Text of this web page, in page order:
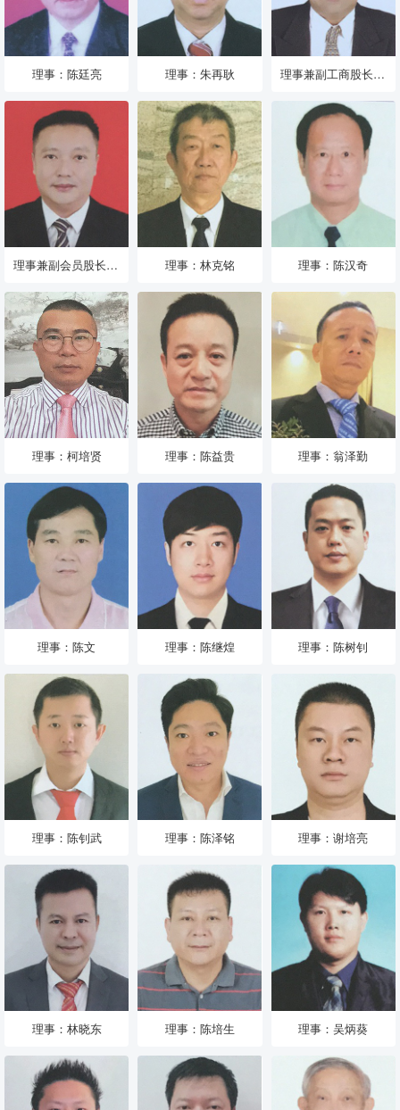
理事：陈廷亮 理事：朱再耿 理事兼副工商股长：陈英强
理事兼副会员股长：陈耀茂 理事：林克铭 理事：陈汉奇
理事：柯培贤 理事：陈益贵 理事：翁泽勤
理事：陈文 理事：陈继煌 理事：陈树钊
理事：陈钊武 理事：陈泽铭 理事：谢培亮
理事：林晓东 理事：陈培生 理事：吴炳葵